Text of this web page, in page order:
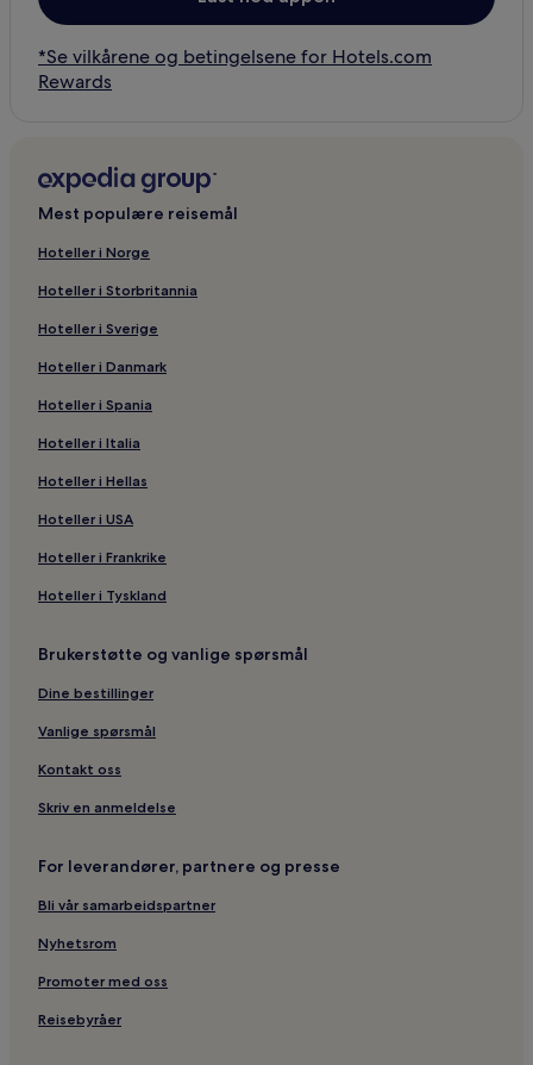
*Se vilkårene og betingelsene for Hotels.com
Rewards
Mest populære reisemål
Hoteller i Norge
Hoteller i Storbritannia
Hoteller i Sverige
Hoteller i Danmark
Hoteller i Spania
Hoteller i Italia
Hoteller i Hellas
Hoteller i USA
Hoteller i Frankrike
Hoteller i Tyskland
Brukerstøtte og vanlige spørsmål
Dine bestillinger
Vanlige spørsmål
Kontakt oss
Skriv en anmeldelse
For leverandører, partnere og presse
Bli vår samarbeidspartner
Nyhetsrom
Promoter med oss
Reisebyråer